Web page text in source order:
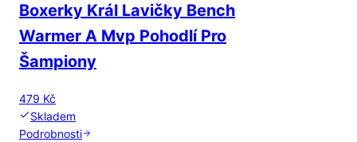
Boxerky Král Lavičky Bench
Warmer A Mvp Pohodlí Pro
Šampiony
479 Kč
Skladem
Podrobnosti